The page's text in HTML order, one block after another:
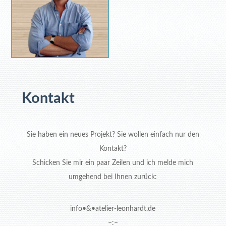
Kontakt
Sie haben ein neues Projekt? Sie wollen einfach nur den
Kontakt?
Schicken Sie mir ein paar Zeilen und ich melde mich
umgehend bei Ihnen zurück:
info•&•atelier-leonhardt.de
–:–